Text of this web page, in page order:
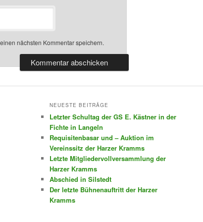
nächsten Kommentar speichern.
NEUESTE BEITRÄGE
Letzter Schultag der GS E. Kästner in der
Fichte in Langeln
Requisitenbasar und – Auktion im
Vereinssitz der Harzer Kramms
Letzte Mitgliedervollversammlung der
Harzer Kramms
Abschied in Silstedt
Der letzte Bühnenauftritt der Harzer
Kramms